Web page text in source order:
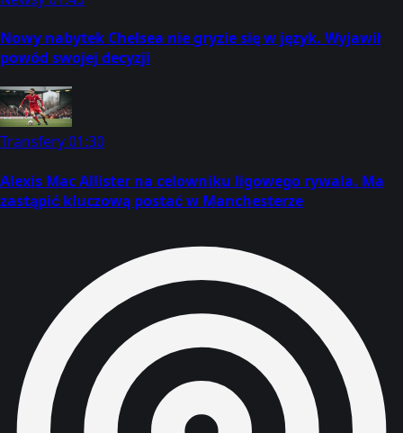
Nowy nabytek Chelsea nie gryzie się w język. Wyjawił
powód swojej decyzji
Transfery01:30
Alexis Mac Allister na celowniku ligowego rywala. Ma
zastąpić kluczową postać w Manchesterze